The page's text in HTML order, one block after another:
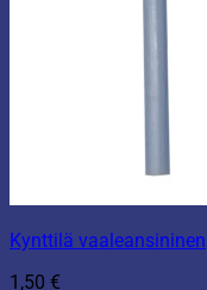
Kynttilä vaaleansininen
1,50 €